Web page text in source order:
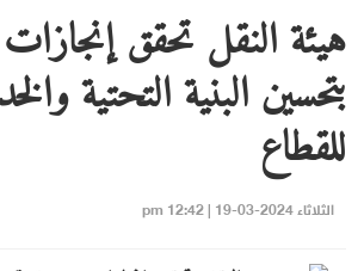
هيئة النقل تحقق
بتحسين البنية التحتية
للقطاع
الثلاثاء 2024-03-19 | 12:42 pm